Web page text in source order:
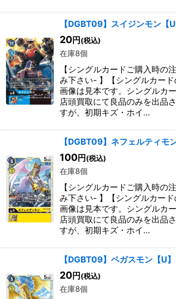
【DGBT09】スイジンモン【U
20円 (税込)
在庫8個
【シングルカードご購入時の
み下さい- 】【シングルカード
画像は見本です。シングルカ
店頭買取にて良品のみを出品
すが、初期キズ・ホイ…
【DGBT09】ネフェルティモン
100円 (税込)
在庫8個
【シングルカードご購入時の
み下さい- 】【シングルカード
画像は見本です。シングルカ
店頭買取にて良品のみを出品
すが、初期キズ・ホイ…
【DGBT09】ペガスモン【U】
20円 (税込)
在庫8個